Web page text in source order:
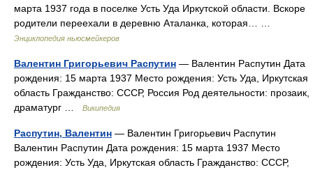
марта 1937 года в поселке Усть Уда Иркутской области. Вскоре
родители переехали в деревню Аталанка, которая… …
Энциклопедия ньюсмейкеров
Валентин Григорьевич Распутин — Валентин Распутин Дата
рождения: 15 марта 1937 Место рождения: Усть Уда, Иркутская
область Гражданство: СССР, Россия Род деятельности: прозаик,
драматург …
Википедия
Распутин, Валентин — Валентин Григорьевич Распутин
Валентин Распутин Дата рождения: 15 марта 1937 Место
рождения: Усть Уда, Иркутская область Гражданство: СССР,